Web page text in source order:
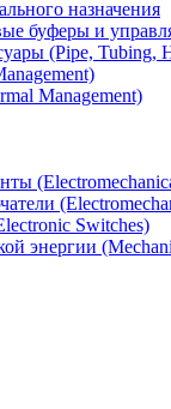
назначения
буферы и
(Pipe, Tubing,
Management)
Switches)
энергии